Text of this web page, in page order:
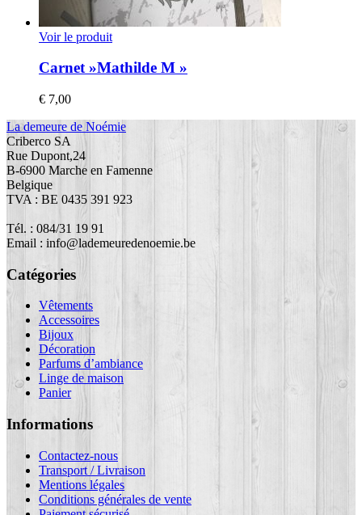
Voir le produit
Carnet »Mathilde M »
€ 7,00
La demeure de Noémie
Criberco SA
Rue Dupont,24
B-6900 Marche en Famenne
Belgique
TVA : BE 0435 391 923
Tél. : 084/31 19 91
Email : info@lademeuredenoemie.be
Catégories
Vêtements
Accessoires
Bijoux
Décoration
Parfums d’ambiance
Linge de maison
Panier
Informations
Contactez-nous
Transport / Livraison
Mentions légales
Conditions générales de vente